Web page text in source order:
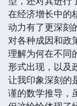
在经济增长中的
动力有了更深刻
对各种成因和政
理解为何在不同
形式出现，以及
让我印象深刻的
谨的数学推导，